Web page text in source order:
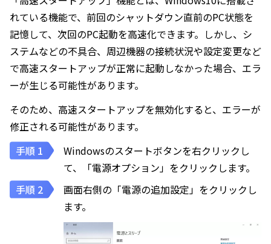
れている機能で、前回のシャットダウン直前のPC状態を
記憶して、次回のPC起動を高速化できます。しかし、シ
ステムなどの不具合、周辺機器の接続状況や設定変更など
で高速スタートアップが正常に起動しなかった場合、エラ
ーが生じる可能性があります。
そのため、高速スタートアップを無効化すると、エラーが
修正される可能性があります。
Windowsのスタートボタンを右クリックし
て、「電源オプション」をクリックします。
画面右側の「電源の追加設定」をクリックし
ます。